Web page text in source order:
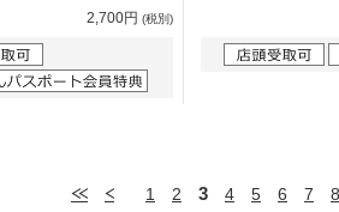
2,700円 (税別)
1 2 3 4 5 6 7 8